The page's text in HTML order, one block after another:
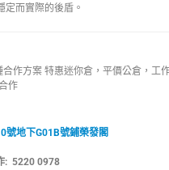
定而實際的後盾。
作方案 特惠迷你倉，平價公倉，工
作
號地下G01B號鋪榮發閣
：
: 5220 0978